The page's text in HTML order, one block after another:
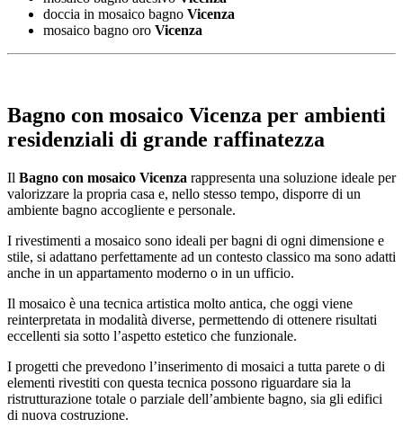
doccia in mosaico bagno Vicenza
mosaico bagno oro Vicenza
Bagno con mosaico Vicenza per ambienti
residenziali di grande raffinatezza
Il Bagno con mosaico Vicenza rappresenta una soluzione ideale per
valorizzare la propria casa e, nello stesso tempo, disporre di un
ambiente bagno accogliente e personale.
I rivestimenti a mosaico sono ideali per bagni di ogni dimensione e
stile, si adattano perfettamente ad un contesto classico ma sono adatti
anche in un appartamento moderno o in un ufficio.
Il mosaico è una tecnica artistica molto antica, che oggi viene
reinterpretata in modalità diverse, permettendo di ottenere risultati
eccellenti sia sotto l’aspetto estetico che funzionale.
I progetti che prevedono l’inserimento di mosaici a tutta parete o di
elementi rivestiti con questa tecnica possono riguardare sia la
ristrutturazione totale o parziale dell’ambiente bagno, sia gli edifici
di nuova costruzione.